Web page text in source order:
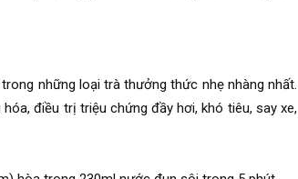
những loại trà thưởng thức nhẹ nhàng nhất.
điều trị triệu chứng đầy hơi, khó tiêu, say xe,